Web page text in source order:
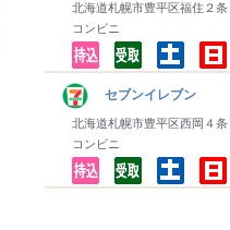
北海道札幌市豊平区福住２
コンビニ
セブンイレブン
北海道札幌市豊平区西岡４
コンビニ